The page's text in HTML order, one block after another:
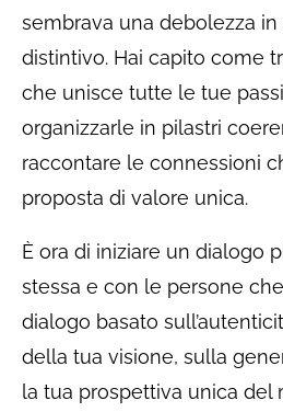
sembrava una debolezza
distintivo. Hai capito come
che unisce tutte le tue
organizzarle in pilastri
raccontare le connessioni
proposta di valore unica.
È ora di iniziare un dialogo
stessa e con le persone
dialogo basato
della tua visione, sulla
la tua prospettiva unica del